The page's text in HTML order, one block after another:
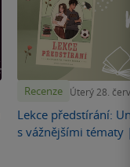
Recenze Úterý 28.
Lekce předstírání:
s vážnějšími tématy |